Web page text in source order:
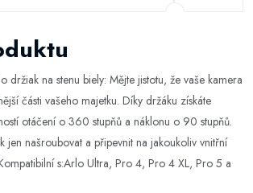
držiak na stenu biely: Mějte jistotu, že vaše kamera
části vašeho majetku. Díky držáku získáte
otáčení o 360 stupňů a náklonu o 90 stupňů.
jen našroubovat a připevnit na jakoukoliv vnitřní
s:Arlo Ultra, Pro 4, Pro 4 XL, Pro 5 a